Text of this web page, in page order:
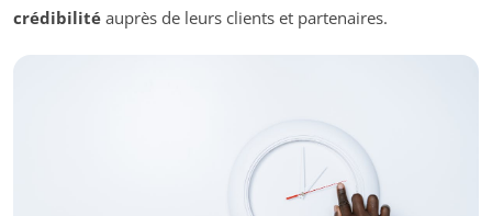
crédibilité auprès de leurs clients et partenaires.